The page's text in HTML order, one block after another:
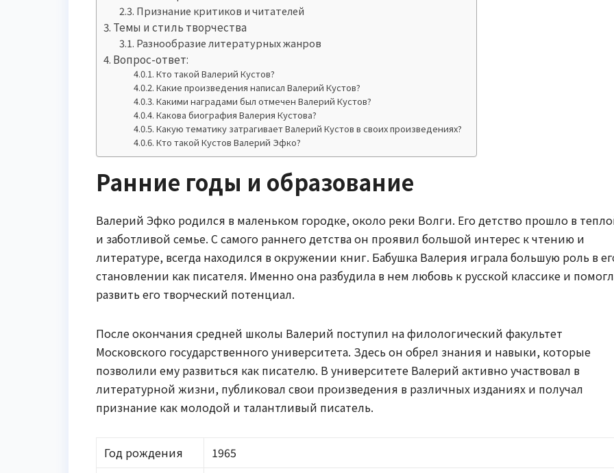
Признание критиков и читателей
Темы и стиль творчества
Разнообразие литературных жанров
Вопрос-ответ:
Кто такой Валерий Кустов?
Какие произведения написал Валерий Кустов?
Какими наградами был отмечен Валерий Кустов?
Какова биография Валерия Кустова?
Какую тематику затрагивает Валерий Кустов в своих произведениях?
Кто такой Кустов Валерий Эфко?
Ранние годы и образование
Валерий Эфко родился в маленьком городке, около реки Волги. Его детство прошло в
и заботливой семье. С самого раннего детства он проявил большой интерес к чтению и
литературе, всегда находился в окружении книг. Бабушка Валерия играла большую роль в
становлении как писателя. Именно она разбудила в нем любовь к русской классике и
развить его творческий потенциал.
После окончания средней школы Валерий поступил на филологический факультет
Московского государственного университета. Здесь он обрел знания и навыки, которые
позволили ему развиться как писателю. В университете Валерий активно участвовал в
литературной жизни, публиковал свои произведения в различных изданиях и получал
признание как молодой и талантливый писатель.
Год рождения
1965